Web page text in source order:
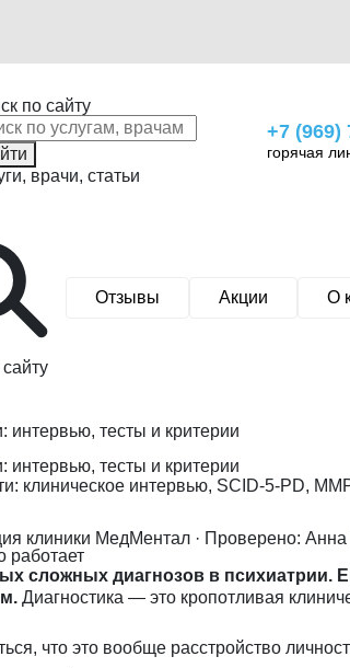
по сайту
врачи, статьи
+7 (969)
горячая
Отзывы Акции О
интервью, тесты и критерии
интервью, тесты и критерии
клиническое интервью, SCID-5-PD,
клиники МедМентал · Проверено:
работает
сложных диагнозов в психиатрии.
Диагностика — это кропотливая
что это вообще расстройство